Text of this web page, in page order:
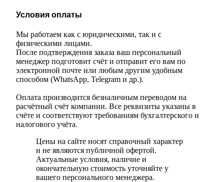
Условия оплаты
Мы работаем как с юридическими, так и с
физическими лицами.
После подтверждения заказа ваш персональный
менеджер подготовит счёт и отправит его вам по
электронной почте или любым другим удобным
способом (WhatsApp, Telegram и др.).
Оплата производится безналичным переводом на
расчётный счёт компании. Все реквизиты указаны в
счёте и соответствуют требованиям бухгалтерского и
налогового учёта.
Цены на сайте носят справочный характер
и не являются публичной офертой.
Актуальные условия, наличие и
окончательную стоимость уточняйте у
вашего персонального менеджера.